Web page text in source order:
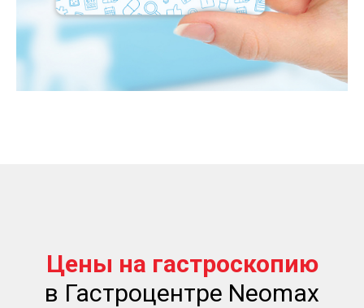
Цены на гастроскопию
в Гастроцентре Neomax